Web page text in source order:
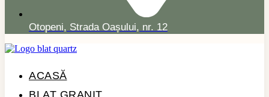
Otopeni, Strada Oașului, nr. 12
ACASĂ
BLAT GRANIT